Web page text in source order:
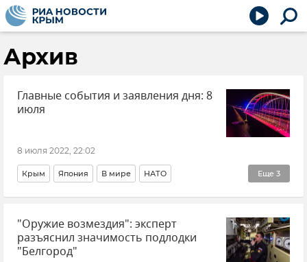
Архив
Главные события и заявления дня: 8
июля
8 июля 2022, 22:02
Еще 3
Крым Япония В мире НАТО
Крымский мост Происшествия Общество
"Оружие возмездия": эксперт
разъяснил значимость подлодки
"Белгород"